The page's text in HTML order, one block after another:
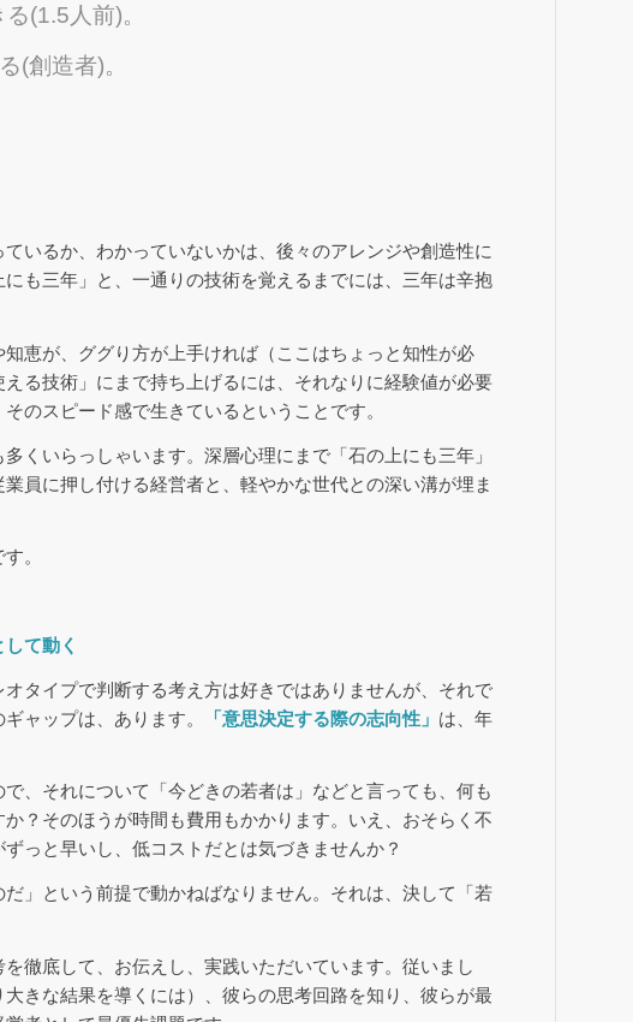
(1.5人前)。
(創造者)。
いるか、わかっていないかは、後々のアレンジや創造性に
も三年」と、一通りの技術を覚えるまでには、三年は辛抱
恵が、ググり方が上手ければ（ここはちょっと知性が必
る技術」にまで持ち上げるには、それなりに経験値が必要
のスピード感で生きているということです。
くいらっしゃいます。深層心理にまで「石の上にも三年」
員に押し付ける経営者と、軽やかな世代との深い溝が埋ま
。
て動く
タイプで判断する考え方は好きではありませんが、それで
ャップは、あります。
「意思決定する際の志向性」 は、年
、それについて「今どきの若者は」などと言っても、何も
？そのほうが時間も費用もかかります。いえ、おそらく不
っと早いし、低コストだとは気づきませんか？
」という前提で動かねばなりません。それは、決して「若
徹底して、お伝えし、実践いただいています。従いまし
きな結果を導くには）、彼らの思考回路を知り、彼らが最